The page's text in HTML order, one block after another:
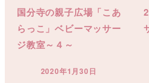
国分寺の親子広場「こあ
らっこ」ベビーマッサー
ジ教室～４～
投稿日
2020年1月30日